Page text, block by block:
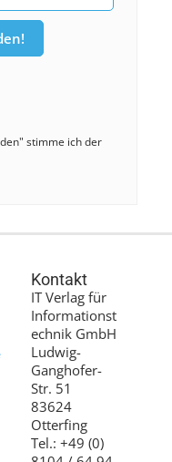
stimme ich der
Kontakt
IT Verlag für
Informationst
echnik GmbH
Ludwig-
Ganghofer-
Str. 51
83624
Otterfing
Tel.: +49 (0)